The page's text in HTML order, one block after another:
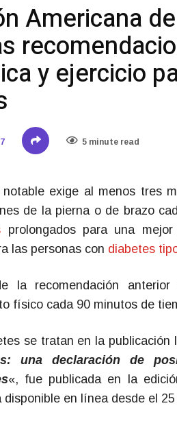
Americana
y ejercicio
5 minute read
notable exige al menos tres
de la pierna o de brazo
prolongados para una
las personas con diabetes
la recomendación
físico cada 90 minutos de
se tratan en la publicación
una declaración de
«, fue publicada en la
en línea desde el